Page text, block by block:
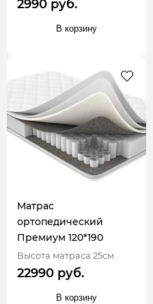
2990 руб.
В корзину
Матрас
ортопедический
Премиум 120*190
Высота матраса 25см
22990 руб.
В корзину